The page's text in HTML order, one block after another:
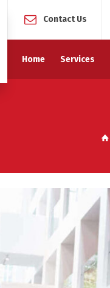
Contact Us
Home Services